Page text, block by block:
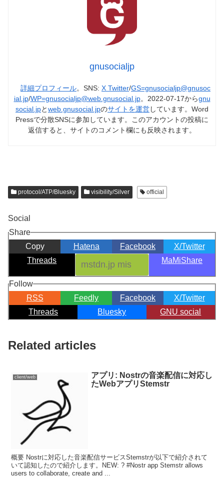
gnusocialjp
詳細プロフィール。SNS: X Twitter/GS=gnusocialjp@gnusoc
ial.jp/WP=gnusocialjp@web.gnusocial.jp。2022-07-17からgnu
social.jpとweb.gnusocial.jpのサイトを運営しています。Word
Pressで分散SNSに参加しています。このアカウントの投稿に
返信すると、サイトのコメント欄にも反映されます。
protocol/ATP/Bluesky visibility/Silver official
Social
Share
Copy
Hatena Facebook
X/Twitter
Threads
MaMiShare
Follow
RSS
Feedly Facebook
X/Twitter
Threads
Bluesky GNU social
Related articles
client/web
アプリ: Nostrの音楽配信に対応し
たWebアプリStemstr
概要 Nostrに対応した音楽配信サービスStemstrが以下で紹介されて
いて認知したので紹介します。NEW: ? #Nostr app Stemstr allows
users to collaborate, create and ...